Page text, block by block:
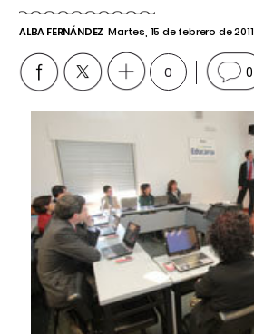
ALBA FERNÁNDEZ Martes, 15 de febrero de 2011
0 0